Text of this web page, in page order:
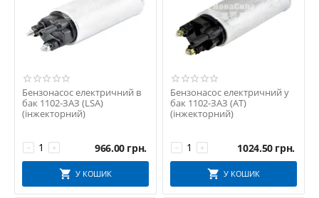
АТ
АТЭ-1
АТЭК
ВТН
Група Омега
Дорожня Карта
Камянець-Подільський
КЗАЭ "Калуга"
Кинешма
Бензонасос електричний в
бак 1102-ЗАЗ (LSA)
(інжекторний)
+
− 966.00 грн.
У КОШИК
Бензонасос електричний у
бак 1102-ЗАЗ (АТ)
(інжекторний)
+
− 1024.50 грн.
У КОШИК